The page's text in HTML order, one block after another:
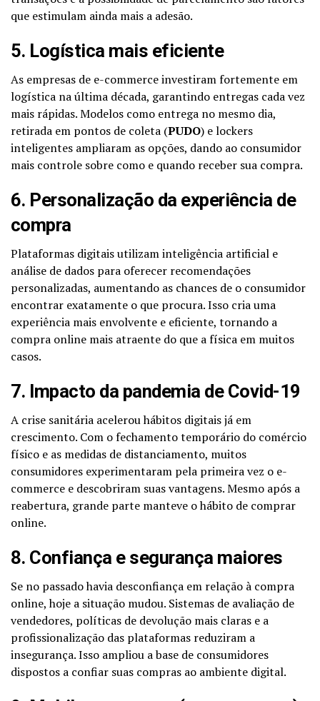
que estimulam ainda mais a adesão.
5. Logística mais eficiente
As empresas de e-commerce investiram fortemente em
logística na última década, garantindo entregas cada vez
mais rápidas. Modelos como entrega no mesmo dia,
retirada em pontos de coleta (PUDO) e lockers
inteligentes ampliaram as opções, dando ao consumidor
mais controle sobre como e quando receber sua compra.
6. Personalização da experiência de
compra
Plataformas digitais utilizam inteligência artificial e
análise de dados para oferecer recomendações
personalizadas, aumentando as chances de o consumidor
encontrar exatamente o que procura. Isso cria uma
experiência mais envolvente e eficiente, tornando a
compra online mais atraente do que a física em muitos
casos.
7. Impacto da pandemia de Covid-19
A crise sanitária acelerou hábitos digitais já em
crescimento. Com o fechamento temporário do comércio
físico e as medidas de distanciamento, muitos
consumidores experimentaram pela primeira vez o e-
commerce e descobriram suas vantagens. Mesmo após a
reabertura, grande parte manteve o hábito de comprar
online.
8. Confiança e segurança maiores
Se no passado havia desconfiança em relação à compra
online, hoje a situação mudou. Sistemas de avaliação de
vendedores, políticas de devolução mais claras e a
profissionalização das plataformas reduziram a
insegurança. Isso ampliou a base de consumidores
dispostos a confiar suas compras ao ambiente digital.